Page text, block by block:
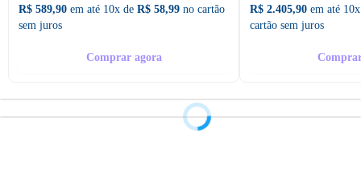
R$ 589,90 em até 10x de R$ 58,99 no cartão
sem juros
Comprar agora
R$ 2.405,90 em até
cartão sem juros